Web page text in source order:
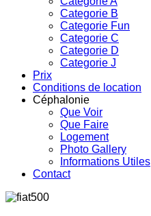
Categorie B
Categorie Fun
Categorie C
Categorie D
Categorie J
Prix
Conditions de location
Céphalonie
Que Voir
Que Faire
Logement
Photo Gallery
Informations Utiles
Contact